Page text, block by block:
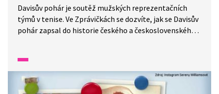
Davisův pohár je soutěž mužských reprezentačních
týmů v tenise. Ve Zprávičkách se dozvíte, jak se Davisův
pohár zapsal do historie českého a československého